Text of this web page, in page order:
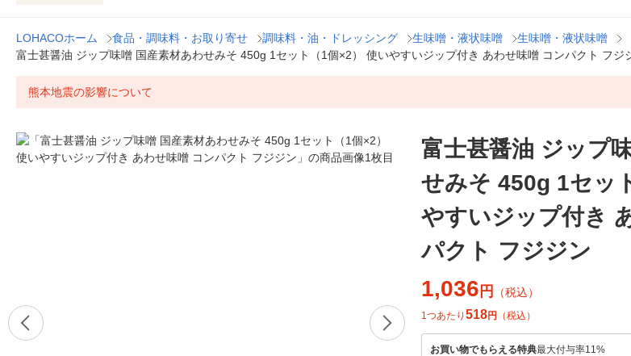
LOHACOホーム 食品・調味料・お取り寄せ 調味料・油・ドレッシング 生味噌・液状味噌
生味噌・液状味噌
富士甚醤油 ジップ味噌 国産素材あわせみそ 450g 1セット（1個×2） 使いやすいジップ付き あわせ味噌 コンパクト フジ
熊本地震の影響について
富士甚醤油 ジップ
せみそ 450g 1セッ
やすいジップ付き
パクト フジジン
1,036 円 （税込）
1つあたり 518円 （税込）
お買い物でもらえる特典最大付与率11%